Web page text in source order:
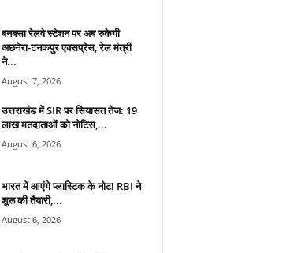
बनबसा रेलवे स्टेशन पर अब रुकेगी
अछनेरा-टनकपुर एक्सप्रेस, रेल मंत्री
ने...
August 7, 2026
उत्तराखंड में SIR पर सियासत तेज: 19
लाख मतदाताओं को नोटिस,...
August 6, 2026
भारत में आएंगे प्लास्टिक के नोट! RBI ने
शुरू की तैयारी,...
August 6, 2026